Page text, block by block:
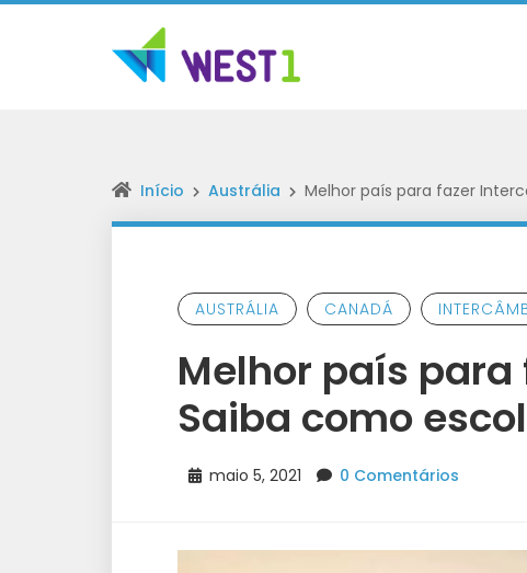
Início Austrália Melhor país para fazer
AUSTRÁLIA CANADÁ
Melhor país
Saiba como
maio 5, 2021 0 Comentários